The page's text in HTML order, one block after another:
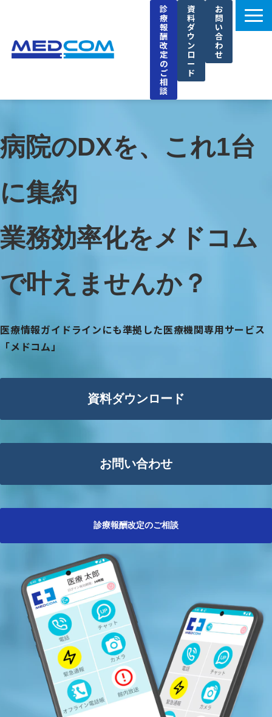
診
療
報
酬
改
定
の
ご
相
談
資
料
ダ
ウ
ン
ロ
ー
ド
お
問
い
合
わ
せ
導入事例
企業情報
病院のDXを、これ1台
に集約
業務効率化をメドコム
で叶えませんか？
医療情報ガイドラインにも準拠した医療機関専用サービス
「メドコム」
資料ダウンロード
お問い合わせ
診療報酬改定のご相談